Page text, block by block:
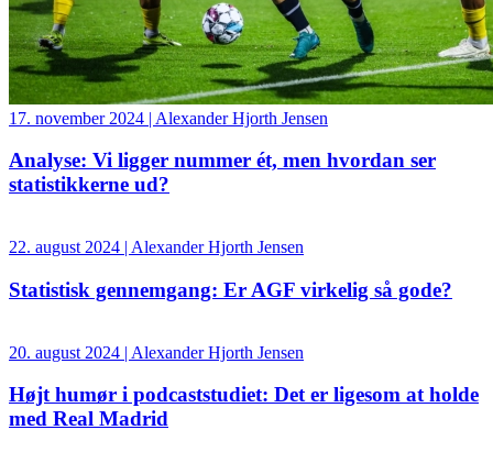
17. november 2024 | Alexander Hjorth Jensen
Analyse: Vi ligger nummer ét, men hvordan ser
statistikkerne ud?
22. august 2024 | Alexander Hjorth Jensen
Statistisk gennemgang: Er AGF virkelig så gode?
20. august 2024 | Alexander Hjorth Jensen
Højt humør i podcaststudiet: Det er ligesom at holde
med Real Madrid